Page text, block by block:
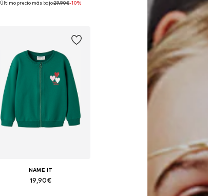
Disponible en muchas tallas
Último precio más bajo:29,90€-10%
NAME IT
19,90€